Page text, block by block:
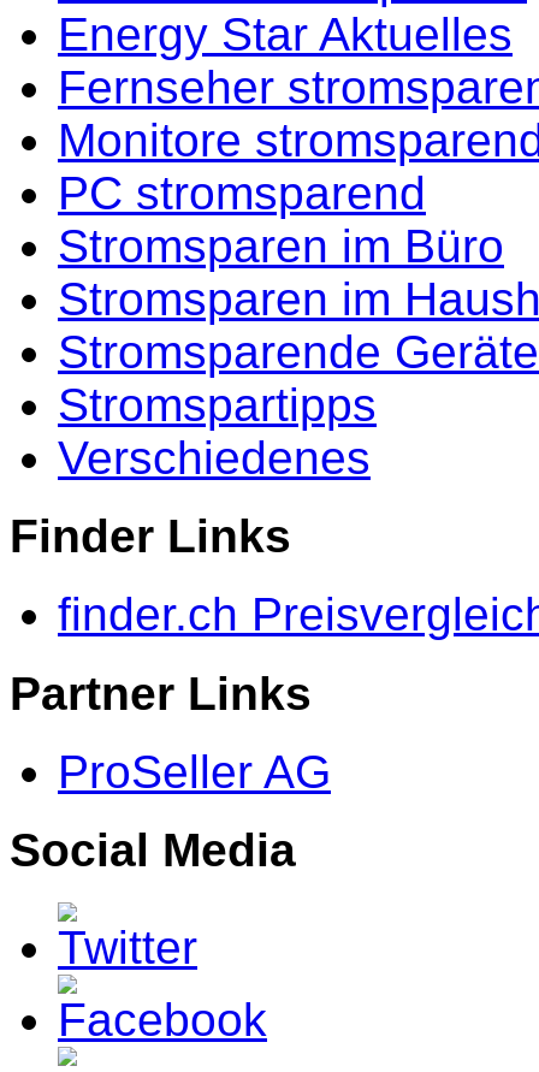
Energy Star Aktuelles
Fernseher
Monitore
PC stromsparend
Stromsparen im Büro
Stromsparen im
Stromsparende Geräte
Stromspartipps
Verschiedenes
Finder Links
finder.ch
Partner Links
ProSeller AG
Social Media